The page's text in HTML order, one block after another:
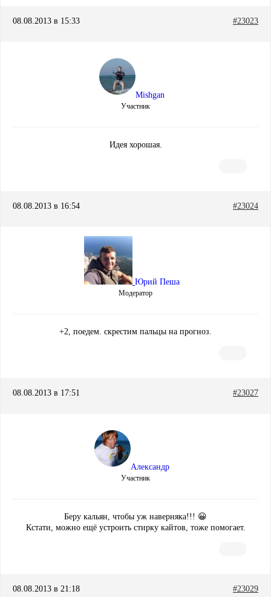
08.08.2013 в 15:33 #23023
Mishgan
Участник
Идея хорошая.
08.08.2013 в 16:54 #23024
Юрий Пеша
Модератор
+2, поедем. скрестим пальцы на прогноз.
08.08.2013 в 17:51 #23027
Александр
Участник
Беру кальян, чтобы уж наверняка!!! 😀
Кстати, можно ещё устроить стирку кайтов, тоже помогает.
08.08.2013 в 21:18 #23029